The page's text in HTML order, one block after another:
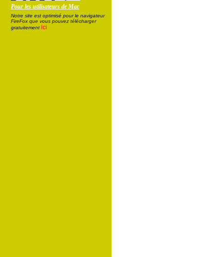
Pour les utilisateurs de Mac
Notre site est optimisé pour le navigateur
FireFox que vous pouvez télécharger
gratuitement ici